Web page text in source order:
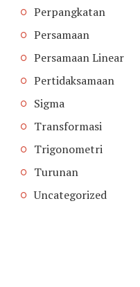
Perpangkatan
Persamaan
Persamaan Linear
Pertidaksamaan
Sigma
Transformasi
Trigonometri
Turunan
Uncategorized